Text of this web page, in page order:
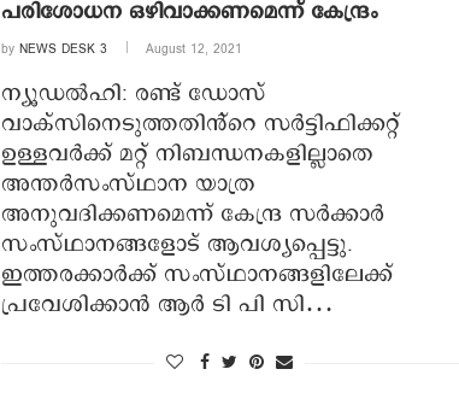
പരിശോധന ഒഴിവാക്കണമെന്ന് കേന്ദ്രം
by NEWS DESK 3 August 12, 2021
ന്യൂഡല്‍ഹി: രണ്ട് ഡോസ്
വാക്സിനെടുത്തതിൻ്റെ സര്‍ട്ടിഫിക്കറ്റ്
ഉള്ളവര്‍ക്ക് മറ്റ് നിബന്ധനകളില്ലാതെ
അന്തര്‍സംസ്ഥാന യാത്ര
അനുവദിക്കണമെന്ന് കേന്ദ്ര സര്‍ക്കാര്‍
സംസ്ഥാനങ്ങളോട് ആവശ്യപ്പെട്ടു.
ഇത്തരക്കാര്‍ക്ക് സംസ്ഥാനങ്ങളിലേക്ക്
പ്രവേശിക്കാന്‍ ആര്‍ ടി പി സി…